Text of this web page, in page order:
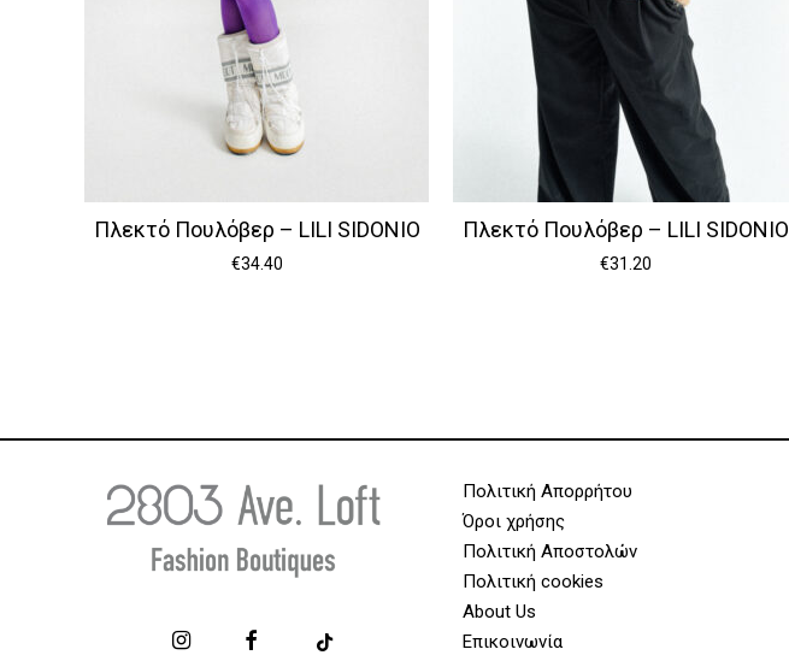
Πλεκτό Πουλόβερ – LILI SIDONIO
€34.40
Πλεκτό Πουλόβερ – LILI SIDONIO
€31.20
Πολιτική Απορρήτου
Όροι χρήσης
Πολιτική Αποστολών
Πολιτική cookies
About Us
Επικοινωνία